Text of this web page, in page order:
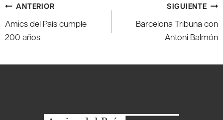
Navegación
de
entradas
ANTERIOR
Amics del País cumple
200 años
SIGUIENTE
Barcelona Tribuna con
Antoni Balmón